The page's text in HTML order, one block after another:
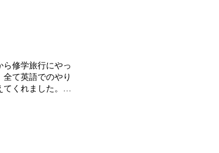
くれました。
ですが、笑って遊
いうことを改め